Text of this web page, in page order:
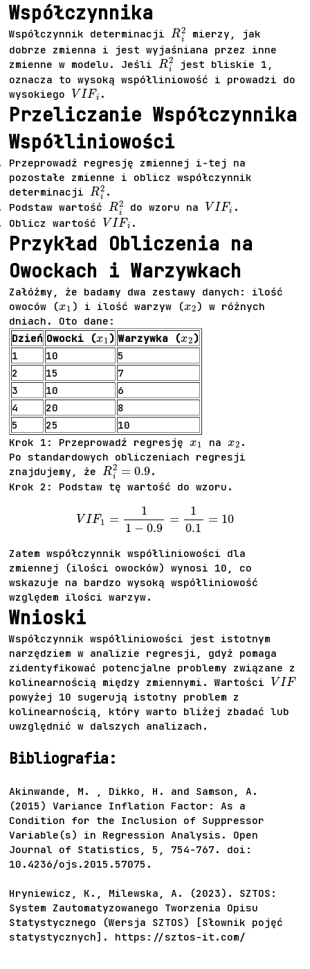
Współczynnika
Współczynnik determinacji
Ri
mierzy, jak
dobrze zmienna i jest wyjaśniana przez inne
zmienne w modelu. Jeśli
Ri2
jest bliskie 1,
oznacza to wysoką współliniowość i prowadzi do
wysokiego
VIFi
.
Przeliczanie Współczynnika
Współliniowości
Przeprowadź regresję zmiennej i-tej na
pozostałe zmienne i oblicz współczynnik
determinacji
Ri2
.
Podstaw wartość
Ri
do wzoru na
VIFi
.
Oblicz wartość
VIFi
.
Przykład Obliczenia na
Owockach i Warzywkach
Załóżmy, że badamy dwa zestawy danych: ilość
owoców (
x1
) i ilość warzyw (
x2
) w różnych
dniach. Oto dane:
Dzień Owocki (
x1
) Warzywka (
x2
)
1
10
5
2
15
7
3
10
6
4
20
8
5
25
10
Krok 1: Przeprowadź regresję
x1
na
.
Po standardowych obliczeniach regresji
znajdujemy, że
Ri2=0.9
.
Krok 2: Podstaw tę wartość do wzoru.
−0.9 0.1
Zatem współczynnik współliniowości dla
zmiennej (ilości owocków) wynosi 10, co
wskazuje na bardzo wysoką współliniowość
względem ilości warzyw.
Wnioski
Współczynnik współliniowości jest istotnym
narzędziem w analizie regresji, gdyż pomaga
zidentyfikować potencjalne problemy związane z
kolinearnością między zmiennymi. Wartości
VIF
powyżej 10 sugerują istotny problem z
kolinearnością, który warto bliżej zbadać lub
uwzględnić w dalszych analizach.
Bibliografia:
Akinwande, M. , Dikko, H. and Samson, A.
(2015) Variance Inflation Factor: As a
Condition for the Inclusion of Suppressor
Variable(s) in Regression Analysis. Open
Journal of Statistics, 5, 754-767. doi:
10.4236/ojs.2015.57075.
Hryniewicz, K., Milewska, A. (2023). SZTOS:
System Zautomatyzowanego Tworzenia Opisu
Statystycznego (Wersja SZTOS) [Słownik pojęć
statystycznych]. https://sztos-it.com/